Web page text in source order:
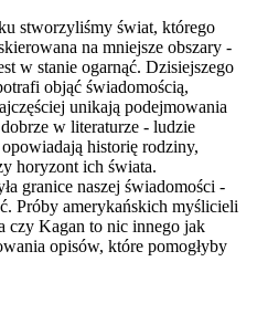
stworzyliśmy świat, którego
na mniejsze obszary -
w stanie ogarnąć. Dzisiejszego
objąć świadomością,
unikają podejmowania
w literaturze - ludzie
historię rodziny,
horyzont ich świata.
granice naszej świadomości -
Próby amerykańskich myślicieli
czy Kagan to nic innego jak
opisów, które pomogłyby